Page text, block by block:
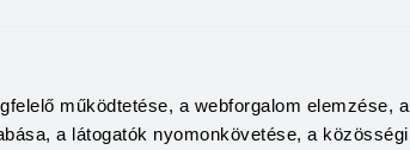
működtetése, a webforgalom elemzése, a
a látogatók nyomonkövetése, a közösségi